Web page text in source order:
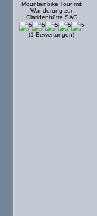
Mountainbike Tour mit
Wanderung zur
Claridenhütte SAC
(1 Bewertungen)